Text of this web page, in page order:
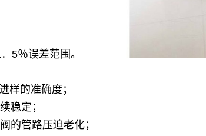
5％误差范围。
样的准确度；
稳定；
的管路压迫老化；